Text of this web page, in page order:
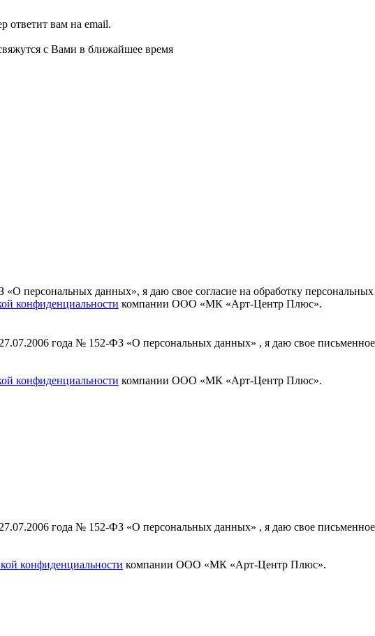
ответит вам на email.
с Вами в ближайшее время
«О персональных данных», я даю свое согласие на обработку
конфиденциальности компании ООО «МК «Арт-Центр Плюс».
года № 152-ФЗ «О персональных данных» , я даю свое
конфиденциальности компании ООО «МК «Арт-Центр Плюс».
года № 152-ФЗ «О персональных данных» , я даю свое
конфиденциальности компании ООО «МК «Арт-Центр Плюс».